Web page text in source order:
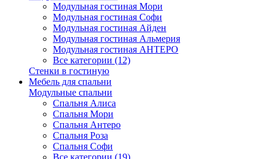
Модульная гостиная Мори
Модульная гостиная Софи
Модульная гостиная Айден
Модульная гостиная Альмерия
Модульная гостиная АНТЕРО
Все категории (12)
Стенки в гостиную
Мебель для спальни
Модульные спальни
Спальня Алиса
Спальня Мори
Спальня Антеро
Спальня Роза
Спальня Софи
Все категории (19)